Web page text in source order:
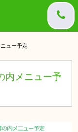
ュー予定
内メニュー予